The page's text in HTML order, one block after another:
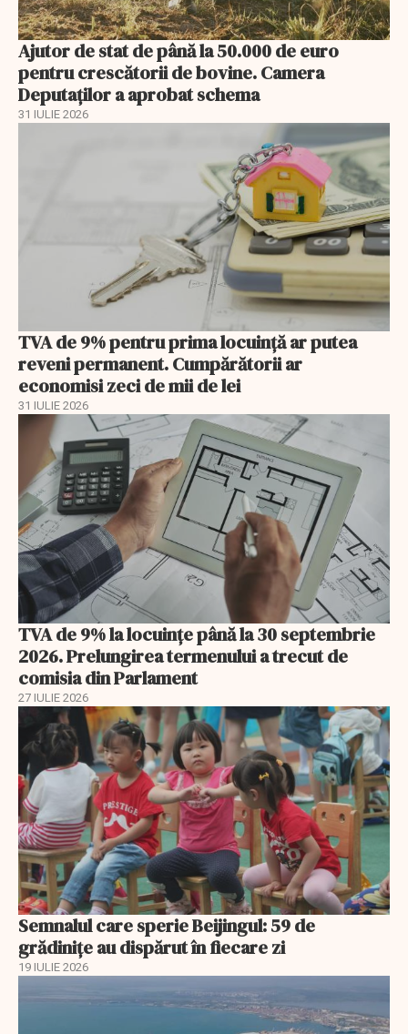
Ajutor de stat de până la 50.000 de euro
pentru crescătorii de bovine. Camera
Deputaților a aprobat schema
31 IULIE 2026
TVA de 9% pentru prima locuință ar putea
reveni permanent. Cumpărătorii ar
economisi zeci de mii de lei
31 IULIE 2026
TVA de 9% la locuințe până la 30 septembrie
2026. Prelungirea termenului a trecut de
comisia din Parlament
27 IULIE 2026
Semnalul care sperie Beijingul: 59 de
grădinițe au dispărut în fiecare zi
19 IULIE 2026